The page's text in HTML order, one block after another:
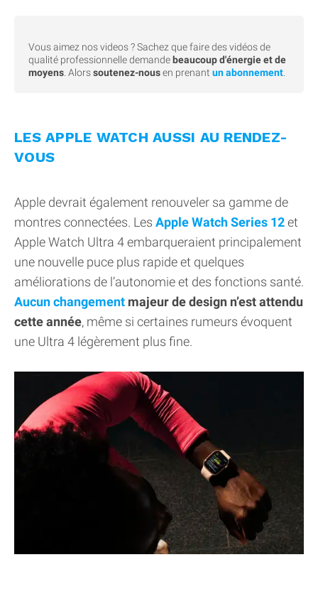
Vous aimez nos videos ? Sachez que faire des vidéos de
qualité professionnelle demande beaucoup d'énergie et de
moyens . Alorssoutenez-nousen prenant un abonnement
LES APPLE WATCH AUSSI AU RENDEZ-
VOUS
Apple devrait également renouveler sa gamme de
montres connectées. Les Apple Watch Series 12et
Apple Watch Ultra 4 embarqueraient principalement
une nouvelle puce plus rapide et quelques
améliorations de l’autonomie et des fonctions santé.
Aucun changement majeur de design n’est attendu
cette année, même si certaines rumeurs évoquent
une Ultra 4 légèrement plus fine.